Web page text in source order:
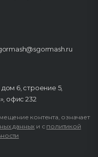
дом 6, строение 5,
офис 232
контента, означает
данных и с политикой